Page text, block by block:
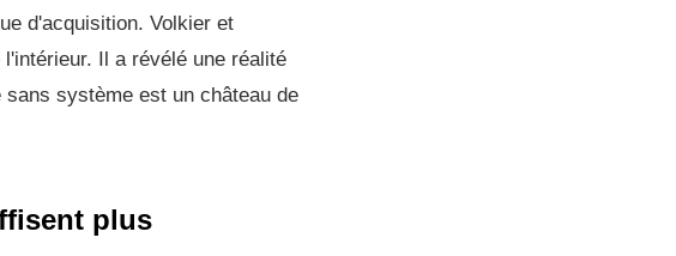
d'acquisition. Volkier et
Il a révélé une réalité
système est un château de
plus